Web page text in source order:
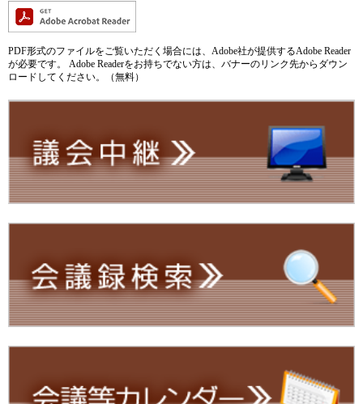
PDF形式のファイルをご覧いただく場合には、Adobe社が提供するAdobe Reader
が必要です。
Adobe Readerをお持ちでない方は、バナーのリンク先からダウン
ロードしてください。（無料）